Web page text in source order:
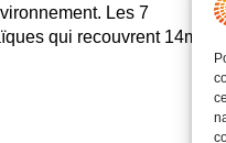
Les 7
qui recouvrent 14m2